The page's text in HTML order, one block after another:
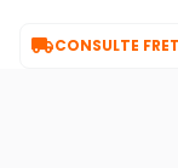
CONSULTE